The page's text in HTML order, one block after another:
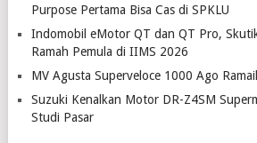
Purpose Pertama Bisa Cas di SPKLU
Indomobil eMotor QT dan QT Pro,
Ramah Pemula di IIMS 2026
MV Agusta Superveloce 1000 Ago
Suzuki Kenalkan Motor DR-Z4SM
Studi Pasar